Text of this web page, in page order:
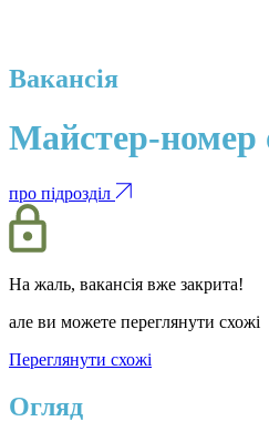
Вакансія
Майстер-номер
про підрозділ
На жаль, вакансія вже закрита!
але ви можете переглянути схожі
Переглянути схожі
Огляд